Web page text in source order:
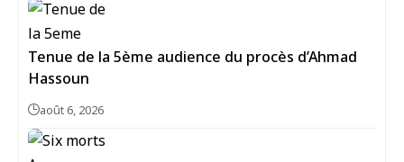
Tenue de la 5ème audience du procès d’Ahmad
Hassoun
août 6, 2026